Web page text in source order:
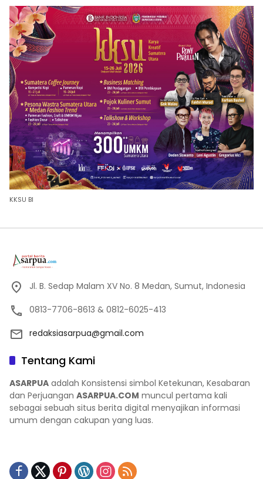
KKSU BI
Jl. B. Sedap Malam XV No. 8 Medan, Sumut, Indonesia
0813-7706-8613 & 0812-6025-413
redaksiasarpua@gmail.com
Tentang Kami
ASARPUA adalah Konsistensi simbol Ketekunan, Kesabaran
dan Perjuangan ASARPUA.COM muncul pertama kali
sebagai sebuah situs berita digital menyajikan informasi
umum dengan cakupan yang luas.